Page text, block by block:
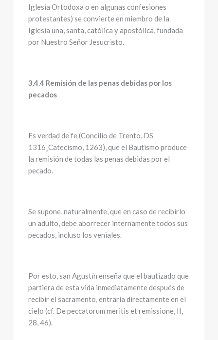
Iglesia Ortodoxa o en algunas confesiones
protestantes) se convierte en miembro de la
Iglesia una, santa, católica y apostólica, fundada
por Nuestro Señor Jesucristo.
3.4.4 Remisión de las penas debidas por los
pecados
Es verdad de fe (Concilio de Trento, DS
1316¸Catecismo, 1263), que el Bautismo produce
la remisión de todas las penas debidas por el
pecado.
Se supone, naturalmente, que en caso de recibirlo
un adulto, debe aborrecer internamente todos sus
pecados, incluso los veniales.
Por esto, san Agustín enseña que el bautizado que
partiera de esta vida inmediatamente después de
recibir el sacramento, entraría directamente en el
cielo (cf. De peccatorum meritis et remissione, II,
28, 46).